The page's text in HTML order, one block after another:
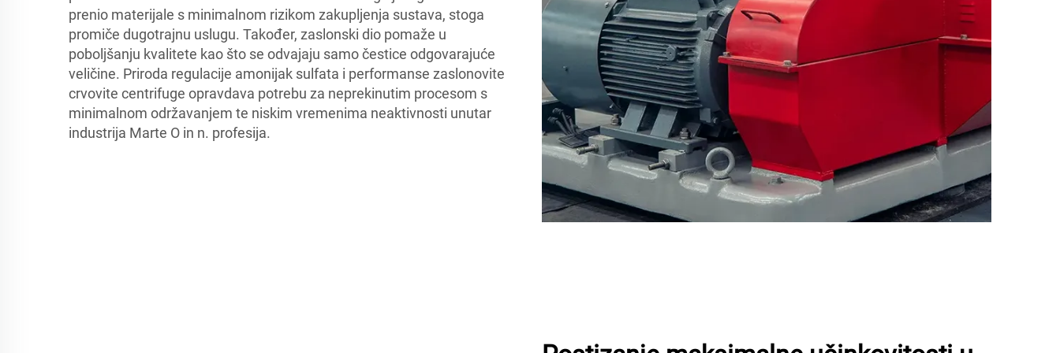
prenio materijale s minimalnom rizikom zakupljenja sustava, stoga
promiče dugotrajnu uslugu. Također, zaslonski dio pomaže u
poboljšanju kvalitete kao što se odvajaju samo čestice odgovarajuće
veličine. Priroda regulacije amonijak sulfata i performanse zaslonovite
crvovite centrifuge opravdava potrebu za neprekinutim procesom s
minimalnom održavanjem te niskim vremenima neaktivnosti unutar
industrija Marte O in n. profesija.